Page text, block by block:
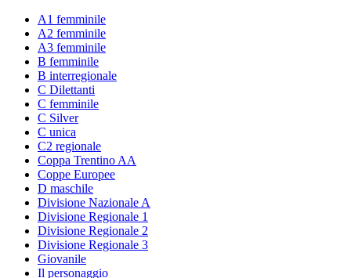
A1 femminile
A2 femminile
A3 femminile
B femminile
B interregionale
C Dilettanti
C femminile
C Silver
C unica
C2 regionale
Coppa Trentino AA
Coppe Europee
D maschile
Divisione Nazionale A
Divisione Regionale 1
Divisione Regionale 2
Divisione Regionale 3
Giovanile
Il personaggio